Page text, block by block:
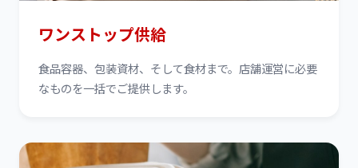
ワンストップ供給
食品容器、包装資材、そして食材まで。店舗運営に必要
なものを一括でご提供します。